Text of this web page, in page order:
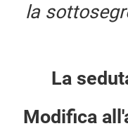
la
La
Modifica